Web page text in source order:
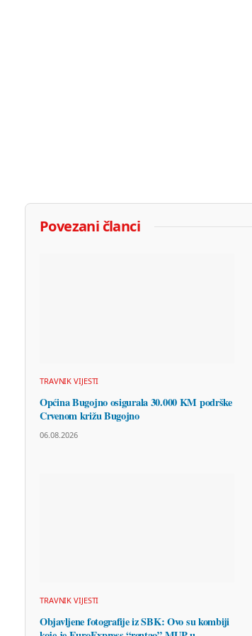
Povezani članci
TRAVNIK VIJESTI
Općina Bugojno osigurala 30.000 KM podrške
Crvenom križu Bugojno
06.08.2026
TRAVNIK VIJESTI
Objavljene fotografije iz SBK: Ovo su kombiji